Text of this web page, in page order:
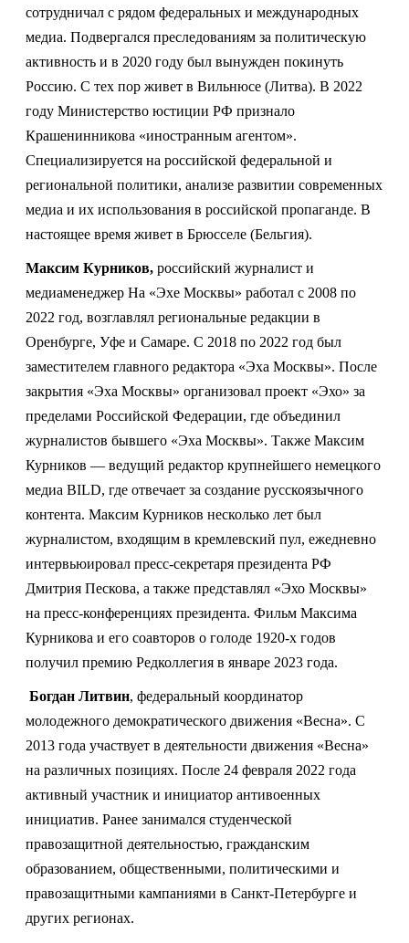
сотрудничал с рядом федеральных и международных
медиа. Подвергался преследованиям за политическую
активность и в 2020 году был вынужден покинуть
Россию. С тех пор живет в Вильнюсе (Литва). В 2022
году Министерство юстиции РФ признало
Крашенинникова «иностранным агентом».
Специализируется на российской федеральной и
региональной политики, анализе развитии современных
медиа и их использования в российской пропаганде. В
настоящее время живет в Брюсселе (Бельгия).
Максим Курников, российский журналист и
медиаменеджер На «Эхе Москвы» работал с 2008 по
2022 год, возглавлял региональные редакции в
Оренбурге, Уфе и Самаре. С 2018 по 2022 год был
заместителем главного редактора «Эха Москвы». После
закрытия «Эха Москвы» организовал проект «Эхо» за
пределами Российской Федерации, где объединил
журналистов бывшего «Эха Москвы». Также Максим
Курников — ведущий редактор крупнейшего немецкого
медиа BILD, где отвечает за создание русскоязычного
контента. Максим Курников несколько лет был
журналистом, входящим в кремлевский пул, ежедневно
интервьюировал пресс-секретаря президента РФ
Дмитрия Пескова, а также представлял «Эхо Москвы»
на пресс-конференциях президента. Фильм Максима
Курникова и его соавторов о голоде 1920-х годов
получил премию Редколлегия в январе 2023 года.
Богдан Литвин, федеральный координатор
молодежного демократического движения «Весна». С
2013 года участвует в деятельности движения «Весна»
на различных позициях. После 24 февраля 2022 года
активный участник и инициатор антивоенных
инициатив. Ранее занимался студенческой
правозащитной деятельностью, гражданским
образованием, общественными, политическими и
правозащитными кампаниями в Санкт-Петербурге и
других регионах.